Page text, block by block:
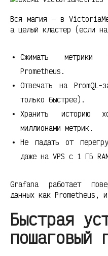
Вся магия — в
а целый кластер (если
Сжимать метрики
Prometheus.
Отвечать на PromQL-
только быстрее).
Хранить историю
миллионами метрик.
Не падать от
даже на VPS с 1 ГБ
Grafana работает
данных как Prometheus,
Быстрая
пошаговый